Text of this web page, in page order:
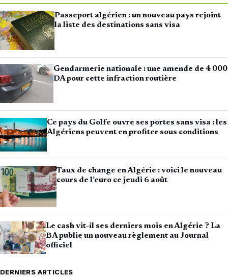
Passeport algérien : un nouveau pays rejoint
la liste des destinations sans visa
Gendarmerie nationale : une amende de 4 000
DA pour cette infraction routière
Ce pays du Golfe ouvre ses portes sans visa : les
Algériens peuvent en profiter sous conditions
Taux de change en Algérie : voici le nouveau
cours de l’euro ce jeudi 6 août
Le cash vit-il ses derniers mois en Algérie ? La
BA publie un nouveau règlement au Journal
officiel
DERNIERS ARTICLES